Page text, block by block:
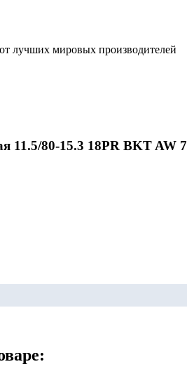
лучших мировых производителей
11.5/80-15.3 18PR BKT AW